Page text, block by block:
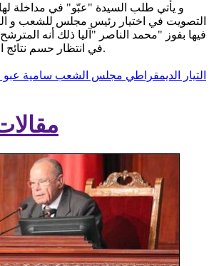
و يأتي طلب السيدة "عبّو" في مداخلة لها
التصويت في اختيار رئيس مجلس للشعب و
فيها بفوز "محمد الناصر "آليا ذلك أنه
في انتظار حسم نتائج التصويت لاختيار نائبيه.
التيار الديمقراطي مجلس الشعب سامية عبو